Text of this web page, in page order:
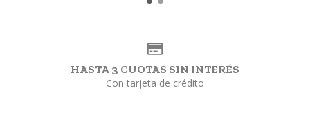
HASTA 3 CUOTAS SIN INTERÉS
Con tarjeta de crédito